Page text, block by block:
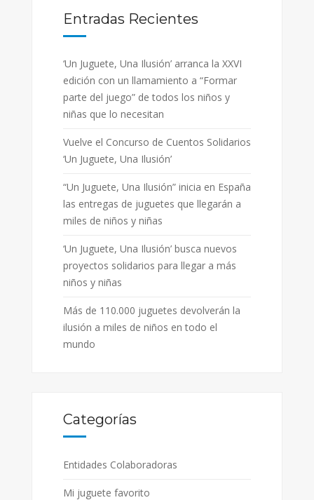
Entradas Recientes
‘Un Juguete, Una Ilusión’ arranca la XXVI
edición con un llamamiento a “Formar
parte del juego” de todos los niños y
niñas que lo necesitan
Vuelve el Concurso de Cuentos Solidarios
‘Un Juguete, Una Ilusión’
“Un Juguete, Una Ilusión” inicia en España
las entregas de juguetes que llegarán a
miles de niños y niñas
‘Un Juguete, Una Ilusión’ busca nuevos
proyectos solidarios para llegar a más
niños y niñas
Más de 110.000 juguetes devolverán la
ilusión a miles de niños en todo el
mundo
Categorías
Entidades Colaboradoras
Mi juguete favorito